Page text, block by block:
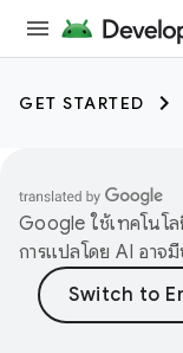
GET STARTED
Google ใช้เทคโนโ
การแปลโดย AI อาจ